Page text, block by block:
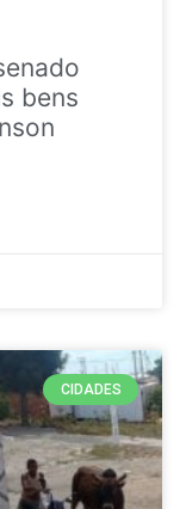
bens
CIDADES